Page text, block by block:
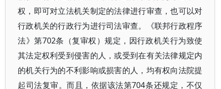
权，即可对立法机关制定的法律进行审查，也可以对
行政机关的行政行为进行司法审查。《联邦行政程序
法》第702条（复审权）规定，因行政机关行为致使
其法定权利受到侵害的人，或受到在有关法律规定内
的机关行为的不利影响或损害的人，均有权向法院提
起司法复审。而且，依据该法第704条还规定，不仅